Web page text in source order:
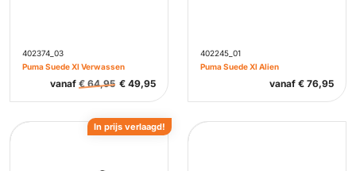
402374_03
Puma Suede Xl Verwassen
vanaf €64,95 € 49,95
402245_01
Puma Suede Xl Alien
vanaf € 76,95
In prijs verlaagd!